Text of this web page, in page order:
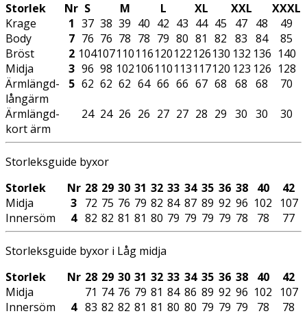
Storlek
Nr S M L XL XXL
XXXL
Krage
1 37 38 39 40 42 43 44 45 47 48
49
Body
7 76 76 78 78 79 80 81 82 83 84
85
Bröst
2 104107110116120122126130 132 136 140
Midja
3 96 98 102106110113117120 123 126 128
Ärmlängd-
långärm
5 62 62 62 64 66 66 67 68 68 68
70
Ärmlängd-
kort ärm
24 24 26 26 27 27 28 29 30 30 30
Storleksguide byxor
Storlek
Nr 28 29 30 31 32 33 34 35 36 38 40
42
Midja
3 72 75 76 79 82 84 87 89 92 96 102
107
Innersöm
4 82 82 81 81 80 79 79 79 79 78 78 77
Storleksguide byxor i Låg midja
Storlek
Nr 28 29 30 31 32 33 34 35 36 38 40
42
Midja
71 74 76 79 81 84 86 89 92 96 102
107
Innersöm
4 83 82 82 81 81 80 80 79 79 79 78 78